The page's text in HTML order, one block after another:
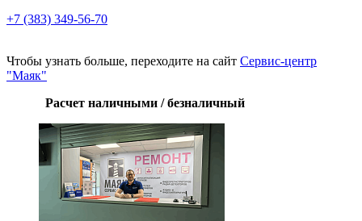
+7 (383) 349-56-70
Чтобы узнать больше, переходите на сайт Сервис-центр
"Маяк"
Расчет наличными / безналичный